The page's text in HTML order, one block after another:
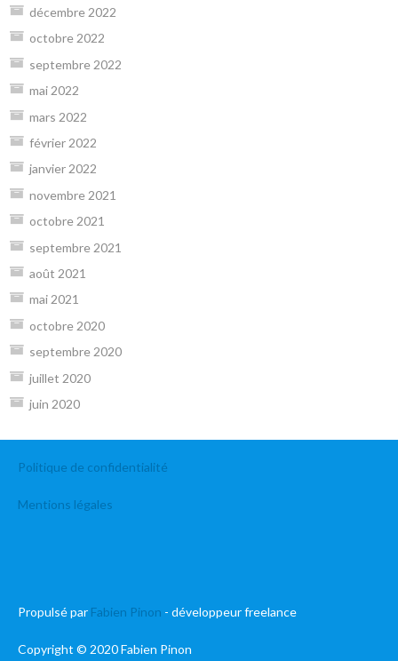
décembre 2022
octobre 2022
septembre 2022
mai 2022
mars 2022
février 2022
janvier 2022
novembre 2021
octobre 2021
septembre 2021
août 2021
mai 2021
octobre 2020
septembre 2020
juillet 2020
juin 2020
Politique de confidentialité
Mentions légales
Propulsé par Fabien Pinon - développeur freelance
Copyright © 2020 Fabien Pinon